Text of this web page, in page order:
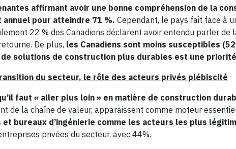
affirmant avoir une bonne compréhension de la
pour atteindre 71 %. Cependant, le pays fait face à
22 % des Canadiens déclarent avoir entendu parler de
De plus, les Canadiens sont moins susceptibles
solutions de construction plus durables est une priorité
du secteur, le rôle des acteurs privés plébiscité
faut « aller plus loin » en matière de construction
de la chaîne de valeur, apparaissent comme moteur
bureaux d’ingénierie comme les acteurs les plus
privées du secteur, avec 44%.